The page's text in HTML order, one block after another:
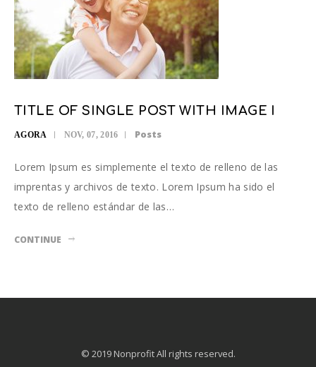
TITLE OF SINGLE POST WITH IMAGE I
AGORA NOV, 07, 2016 Posts
Lorem Ipsum es simplemente el texto de relleno de las
imprentas y archivos de texto. Lorem Ipsum ha sido el
texto de relleno estándar de las…
CONTINUE
© 2019 Nonprofit All rights reserved.